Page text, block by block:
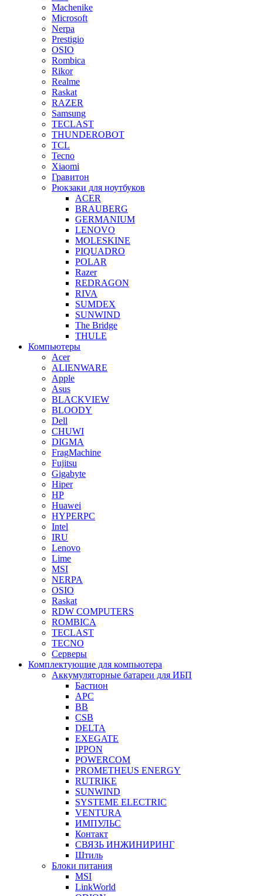
Machenike
Microsoft
Nerpa
Prestigio
OSIO
Rombica
Rikor
Realme
Raskat
RAZER
Samsung
TECLAST
THUNDEROBOT
TCL
Tecno
Xiaomi
Гравитон
Рюкзаки для ноутбуков
ACER
BRAUBERG
GERMANIUM
LENOVO
MOLESKINE
PIQUADRO
POLAR
Razer
REDRAGON
RIVA
SUMDEX
SUNWIND
The Bridge
THULE
Компьютеры
Acer
ALIENWARE
Apple
Asus
BLACKVIEW
BLOODY
Dell
CHUWI
DIGMA
FragMachine
Fujitsu
Gigabyte
Hiper
HP
Huawei
HYPERPC
Intel
IRU
Lenovo
Lime
MSI
NERPA
OSIO
Raskat
RDW COMPUTERS
ROMBICA
TECLAST
TECNO
Серверы
Комплектующие для компьютера
Аккумуляторные батареи для ИБП
Бастион
APC
BB
CSB
DELTA
EXEGATE
IPPON
POWERCOM
PROMETHEUS ENERGY
RUTRIKE
SUNWIND
SYSTEME ELECTRIC
VENTURA
ИМПУЛЬС
Контакт
СВЯЗЬ ИНЖИНИРИНГ
Штиль
Блоки питания
MSI
LinkWorld